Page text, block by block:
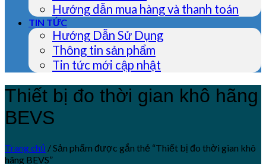
Hướng dẫn mua hàng và thanh toán
TIN TỨC
Hướng Dẫn Sử Dụng
Thông tin sản phẩm
Tin tức mới cập nhật
Thiết bị đo thời gian khô hãng
BEVS
Trang chủ /Sản phẩm được gắn thẻ “Thiết bị đo thời gian khô
hãng BEVS”